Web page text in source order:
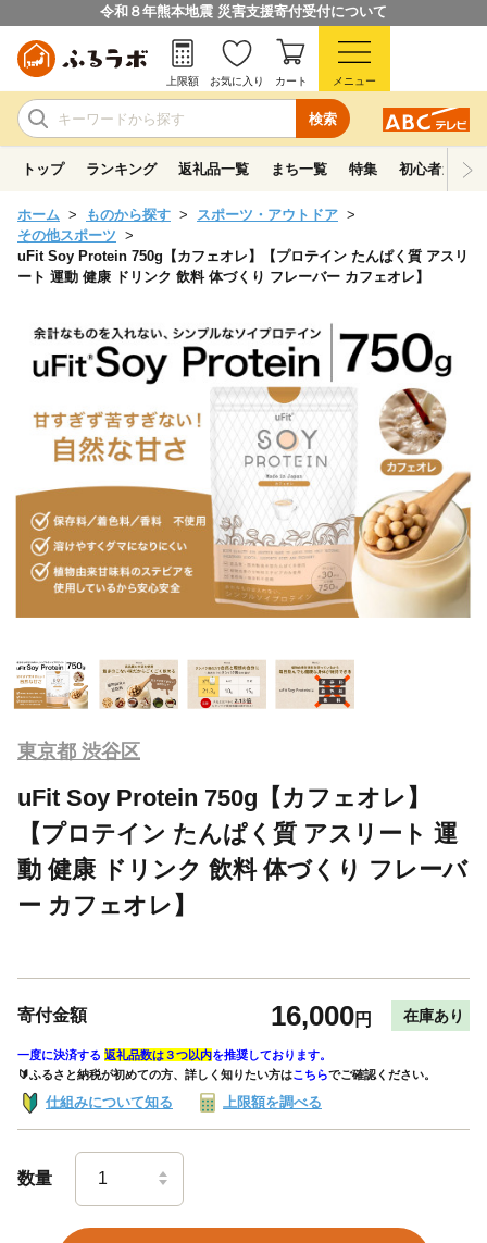
令和８年熊本地震 災害支援寄付受付について
検索
上限額 お気に入り カート メニュー
トップ ランキング 返礼品一覧 まち一覧 特集 初心者ガイド
ホーム ものから探す
スポーツ・アウトドア
その他スポーツ
uFit Soy Protein 750g【カフェオレ】【プロテイン たんぱく質 アスリ
ート 運動 健康 ドリンク 飲料 体づくり フレーバー カフェオレ】
東京都 渋谷区
uFit Soy Protein 750g【カフェオレ】
【プロテイン たんぱく質 アスリート 運
動 健康 ドリンク 飲料 体づくり フレーバ
ー カフェオレ】
寄付金額 16,000円 在庫あり
一度に決済する 返礼品数は３つ以内を推奨しております。
🔰ふるさと納税が初めての方、詳しく知りたい方はこちらでご確認ください。
仕組みについて知る 上限額を調べる
数量